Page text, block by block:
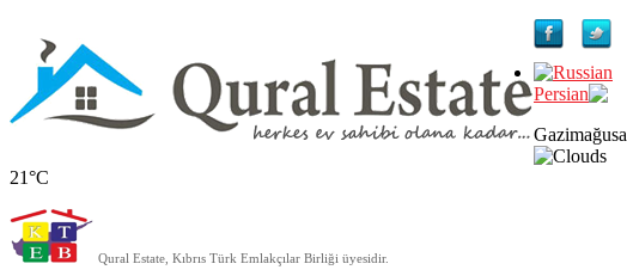
Gazimağusa
21°C
Qural Estate, Kıbrıs Türk Emlakçılar Birliği üyesidir.